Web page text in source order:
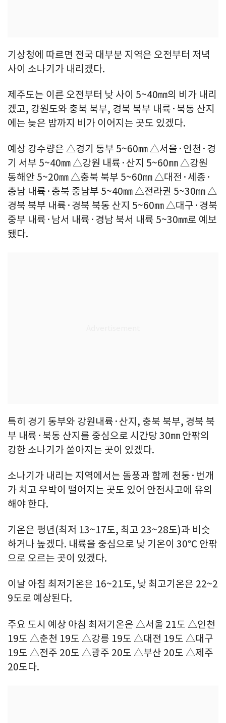
기상청에 따르면 전국 대부분 지역은 오전부터 저녁
사이 소나기가 내리겠다.
제주도는 이른 오전부터 낮 사이 5~40㎜의 비가 내리
겠고, 강원도와 충북 북부, 경북 북부 내륙·북동 산지
에는 늦은 밤까지 비가 이어지는 곳도 있겠다.
예상 강수량은 △경기 동부 5~60㎜ △서울·인천·경
기 서부 5~40㎜ △강원 내륙·산지 5~60㎜ △강원
동해안 5~20㎜ △충북 북부 5~60㎜ △대전·세종·
충남 내륙·충북 중남부 5~40㎜ △전라권 5~30㎜ △
경북 북부 내륙·경북 북동 산지 5~60㎜ △대구·경북
중부 내륙·남서 내륙·경남 북서 내륙 5~30㎜로 예보
됐다.
특히 경기 동부와 강원내륙·산지, 충북 북부, 경북 북
부 내륙·북동 산지를 중심으로 시간당 30㎜ 안팎의
강한 소나기가 쏟아지는 곳이 있겠다.
소나기가 내리는 지역에서는 돌풍과 함께 천둥·번개
가 치고 우박이 떨어지는 곳도 있어 안전사고에 유의
해야 한다.
기온은 평년(최저 13~17도, 최고 23~28도)과 비슷
하거나 높겠다. 내륙을 중심으로 낮 기온이 30℃ 안팎
으로 오르는 곳이 있겠다.
이날 아침 최저기온은 16~21도, 낮 최고기온은 22~2
9도로 예상된다.
주요 도시 예상 아침 최저기온은 △서울 21도 △인천
19도 △춘천 19도 △강릉 19도 △대전 19도 △대구
19도 △전주 20도 △광주 20도 △부산 20도 △제주
20도다.